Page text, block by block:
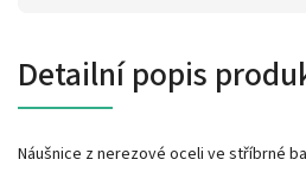
Detailní popis
Náušnice z nerezové oceli ve stříbrné